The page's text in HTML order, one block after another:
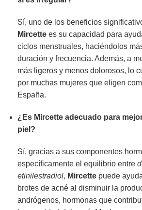
Sí, uno de los beneficios
Mircettees su capacidad para
ciclos menstruales, haciéndolos
duración y frecuencia. Además, a
más ligeros y menos dolorosos, lo
por muchas mujeres que eligen
España.
¿Es Mircetteadecuado para
piel?
Sí, gracias a sus componentes
específicamente el equilibrio entre
etinilestradiol, Mircettepuede
brotes de acné al disminuir la
andrógenos, hormonas que